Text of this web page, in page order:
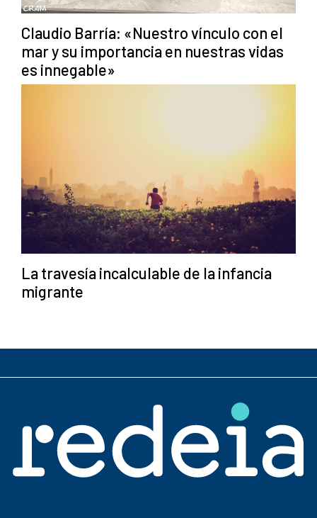
Claudio Barría: «Nuestro vínculo con el
mar y su importancia en nuestras vidas
es innegable»
La travesía incalculable de la infancia
migrante